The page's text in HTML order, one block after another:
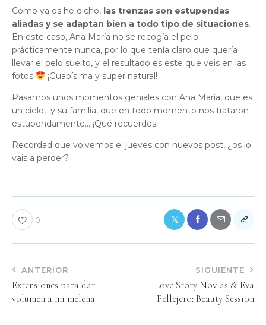
Como ya os he dicho, las trenzas son estupendas
aliadas y se adaptan bien a todo tipo de situaciones.
En este caso, Ana María no se recogía el pelo
prácticamente nunca, por lo que tenía claro que quería
llevar el pelo suelto, y el resultado es este que veis en las
fotos
¡Guapísima y super natural!
Pasamos unos momentos geniales con Ana María, que es
un cielo, y su familia, que en todo momento nos trataron
estupendamente… ¡Qué recuerdos!
Recordad que volvemos el jueves con nuevos post, ¿os lo
vais a perder?
n
o
O
u
l
t
0
ANTERIOR
Extensiones para dar
volumen a mi melena
SIGUIENTE
Love Story Novias & Eva
Pellejero: Beauty Session